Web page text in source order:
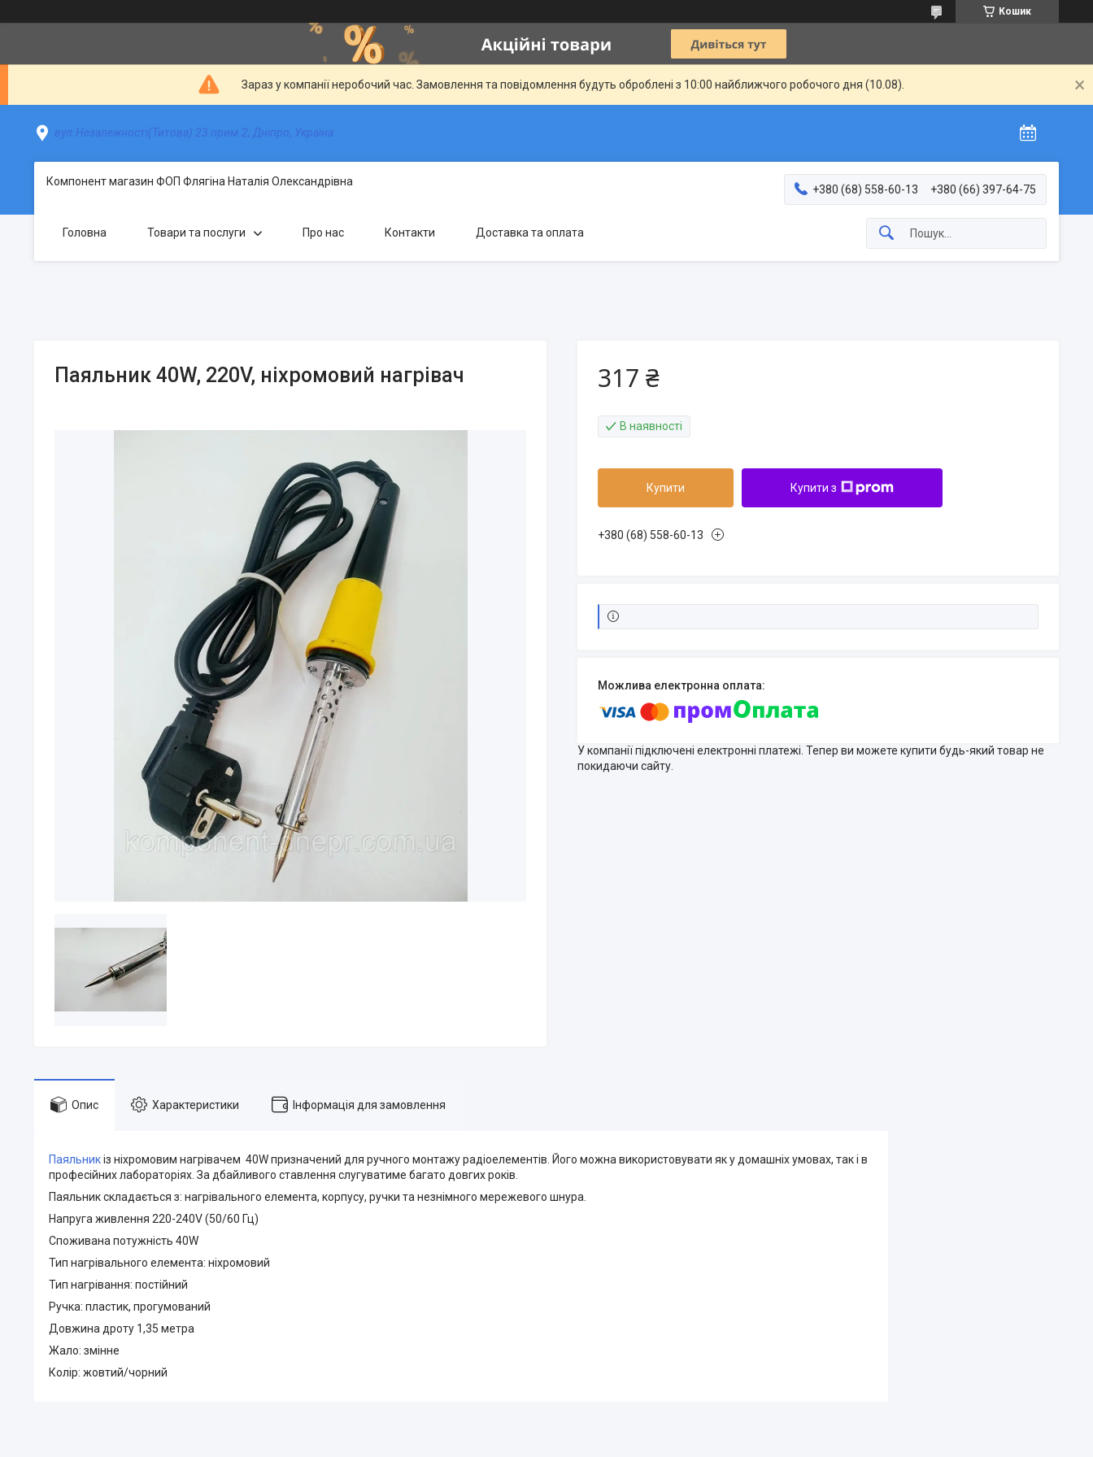
Кошик
Зараз у компанії неробочий час. Замовлення та повідомлення будуть оброблені з 10:00 найближчого робочого дня (10.08).
вул.Незалежності(Титова) 23 прим.2, Дніпро, Україна
Компонент магазин ФОП Флягіна Наталія Олександрівна
+380 (68) 558-60-13 +380 (66) 397-64-75
Головна Товари та послуги Про нас Контакти Доставка та оплата
Паяльник 40W, 220V, ніхромовий нагрівач 317 ₴
В наявності
Купити Купити з
+380 (68) 558-60-13
У компанії підключені електронні платежі. Тепер ви можете купити будь-який товар не
покидаючи сайту.
Опис Характеристики Інформація для замовлення
Паяльникіз ніхромовим нагрівачем 40W призначений для ручного монтажу радіоелементів. Його можна використовувати як у домашніх умовах, так і в
професійних лабораторіях. За дбайливого ставлення слугуватиме багато довгих років.
Паяльник складається з: нагрівального елемента, корпусу, ручки та незнімного мережевого шнура.
Напруга живлення 220-240V (50/60 Гц)
Споживана потужність 40W
Тип нагрівального елемента: ніхромовий
Тип нагрівання: постійний
Ручка: пластик, прогумований
Довжина дроту 1,35 метра
Жало: змінне
Колір: жовтий/чорний